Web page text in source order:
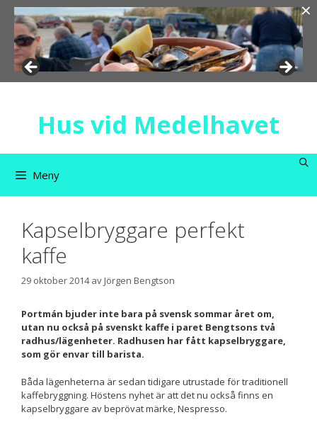
Hoppa
innehåll
Hus vid Medelhavet
Meny
Kapselbryggare perfekt
kaffe
29 oktober 2014 avJörgen Bengtson
Portmán bjuder inte bara på svensk sommar året om,
utan nu också på svenskt kaffe i paret Bengtsons två
radhus/lägenheter. Radhusen har fått kapselbryggare,
som gör envar till barista.
Båda lägenheterna är sedan tidigare utrustade för traditionell
kaffebryggning. Höstens nyhet är att det nu också finns en
kapselbryggare av beprövat märke, Nespresso.
×
Nödvändiga
välja bort. De
behövs för att
över huvud